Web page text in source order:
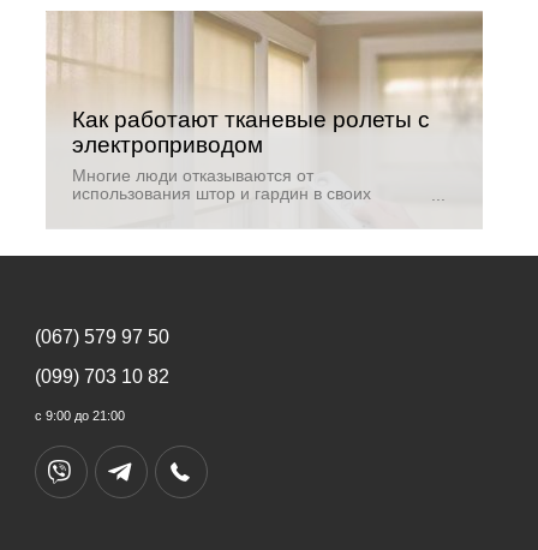
приятно удивлены.
Как работают тканевые ролеты с
электроприводом
Многие люди отказываются от
использования штор и гардин в своих
тканевые ролеты с электроприводом. Это
(067) 579 97 50
(099) 703 10 82
с 9:00 до 21:00